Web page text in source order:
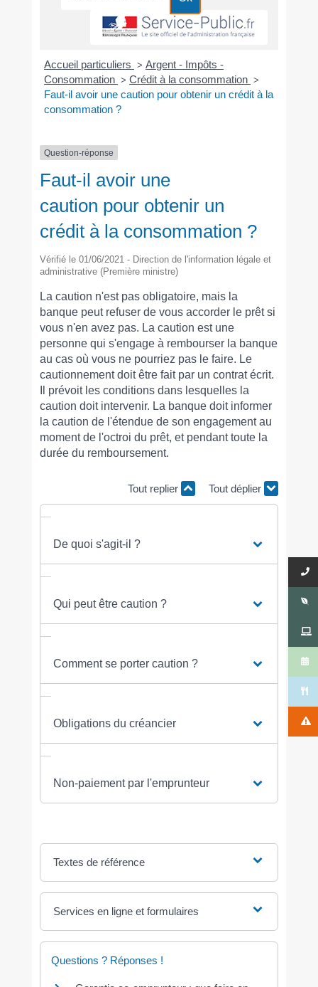
Accueil particuliers > Argent - Impôts -
Consommation > Crédit à la consommation >
Faut-il avoir une caution pour obtenir un crédit à la
consommation ?
Question-réponse
Faut-il avoir une
caution pour obtenir un
crédit à la consommation ?
Vérifié le 01/06/2021 - Direction de l'information légale et
administrative (Première ministre)
La caution n'est pas obligatoire, mais la
banque peut refuser de vous accorder le prêt si
vous n'en avez pas. La caution est une
personne qui s'engage à rembourser la banque
au cas où vous ne pourriez pas le faire. Le
cautionnement doit être fait par un contrat écrit.
Il prévoit les conditions dans lesquelles la
caution doit intervenir. La banque doit informer
la caution de l'étendue de son engagement au
moment de l'octroi du prêt, et pendant toute la
durée du remboursement.
Tout replier Tout déplier
De quoi s'agit-il ?
Qui peut être caution ?
Comment se porter caution ?
Obligations du créancier
Non-paiement par l'emprunteur
Textes de référence
Services en ligne et formulaires
Questions ? Réponses !